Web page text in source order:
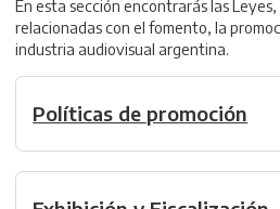
En esta sección encontrarás las
relacionadas con el fomento, la
industria audiovisual argentina.
Políticas de promoción